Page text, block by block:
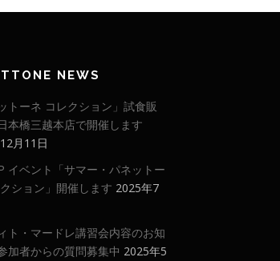
NEWS
トーネ コレクション」試食販
本橋三越本店で開催します
月11日
イベント「サマー・パネットー
ション」開催します 2025年7
ト・マードレ講習会内容のお知
加者からの質問募集中 2025年5